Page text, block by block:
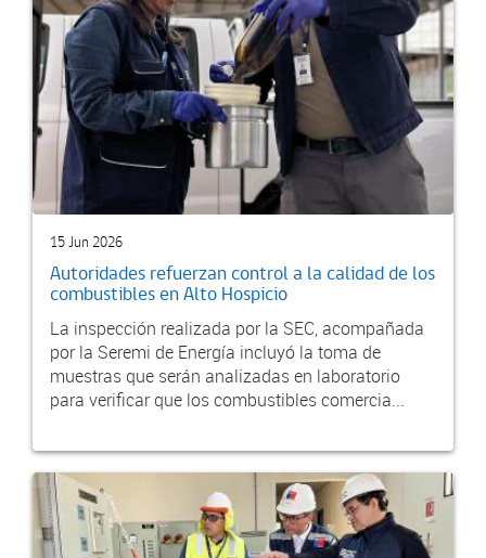
15 Jun 2026
Autoridades refuerzan control a la calidad de los
combustibles en Alto Hospicio
La inspección realizada por la SEC, acompañada
por la Seremi de Energía incluyó la toma de
muestras que serán analizadas en laboratorio
para verificar que los combustibles comercia...